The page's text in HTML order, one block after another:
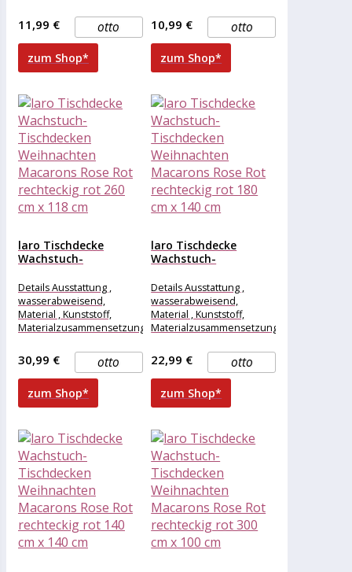
Gewicht Breite , 100 cm,
Länge , 90
otto
11,99 €
zum Shop*
Gewicht Breite , 85 cm,
Länge , 85
otto
10,99 €
zum Shop*
laro Tischdecke
Wachstuch-
Weihnachten
Macarons Rose Rot...
Details Ausstattung ,
wasserabweisend,
Material , Kunststoff,
Materialzusammensetzung
Gewicht Breite , 260 cm,
Länge , 118
otto
30,99 €
zum Shop*
laro Tischdecke
Wachstuch-
Weihnachten
Macarons Rose Rot...
Details Ausstattung ,
wasserabweisend,
Material , Kunststoff,
Materialzusammensetzung
Gewicht Breite , 180 cm,
Länge , 140
otto
22,99 €
zum Shop*